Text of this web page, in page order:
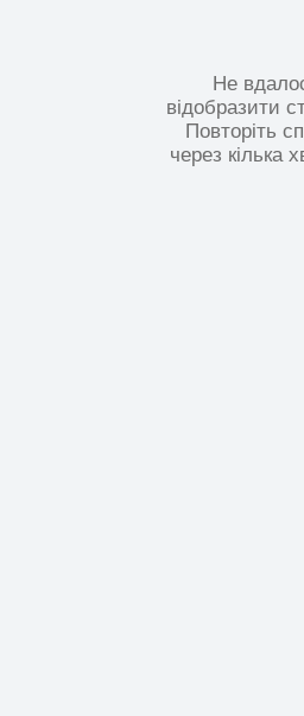
Не
відобразити
Повторіть
через кілька